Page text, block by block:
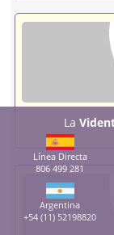
La
Línea Directa
806 499 281
Argentina
+54 (11) 52198820